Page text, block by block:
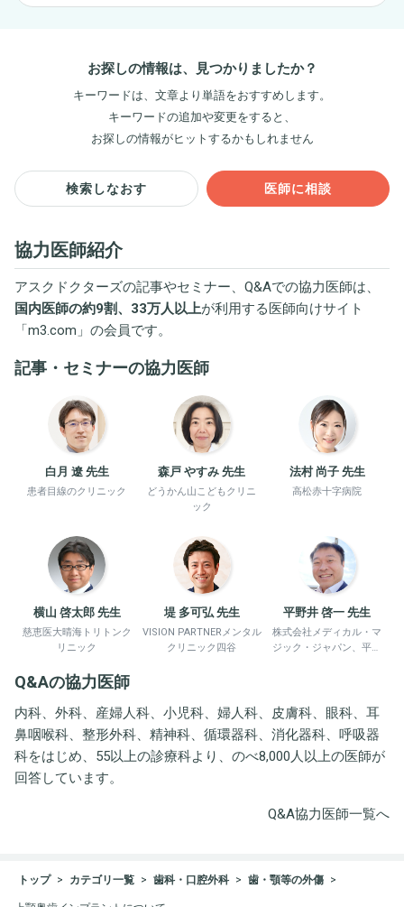
お探しの情報は、見つかりましたか？
キーワードは、文章より単語をおすすめします。
キーワードの追加や変更をすると、
お探しの情報がヒットするかもしれません
検索しなおす 医師に相談
協力医師紹介
アスクドクターズの記事やセミナー、Q&Aでの協力医師は、
国内医師の約9割、33万人以上が利用する医師向けサイト
「m3.com 」の会員です。
記事・セミナーの協力医師
白月 遼 先生
患者目線のクリニック
森戸 やすみ 先生
どうかん山こどもクリニ
ック
法村 尚子 先生
高松赤十字病院
横山 啓太郎 先生
慈恵医大晴海トリトンク
リニック
堤 多可弘 先生
VISION PARTNERメンタル
クリニック四谷
平野井 啓一 先生
株式会社メディカル・マ
ジック・ジャパン、平野
Q&Aの協力医師
内科、外科、産婦人科、小児科、婦人科、皮膚科、眼科、耳
鼻咽喉科、整形外科、精神科、循環器科、消化器科、呼吸器
科をはじめ、55以上の診療科より、のべ8,000人以上の医師が
回答しています。
Q&A協力医師一覧へ
トップ カテゴリ一覧 歯科・口腔外科 歯・顎等の外傷